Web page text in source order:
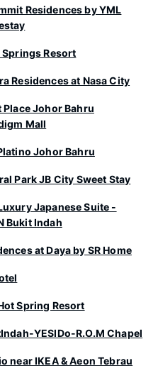
Residences by YML
Springs Resort
Residences at Nasa City
Place Johor Bahru
Mall
Johor Bahru
Park JB City Sweet Stay
Japanese Suite -
Bukit Indah
at Daya by SR Home
Spring Resort
YESIDo-R.O.M Chapel
near IKEA & Aeon Tebrau